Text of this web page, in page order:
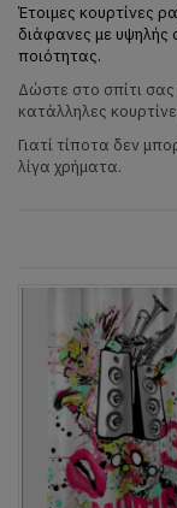
Έτοιμες κουρτίνες
διάφανες με
ποιότητας.
Δώστε στο σπίτι σας
κατάλληλες
Γιατί τίποτα δεν
λίγα χρήματα.